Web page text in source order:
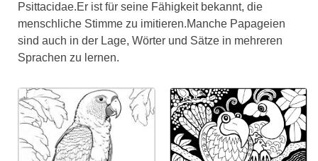
Psittacidae.Er ist für seine Fähigkeit bekannt, die
menschliche Stimme zu imitieren.Manche Papageien
sind auch in der Lage, Wörter und Sätze in mehreren
Sprachen zu lernen.